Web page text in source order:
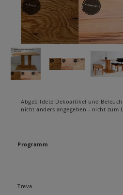
Abgebildete Dekoartikel und
nicht anders angegeben - nicht zum
Programm
Treva